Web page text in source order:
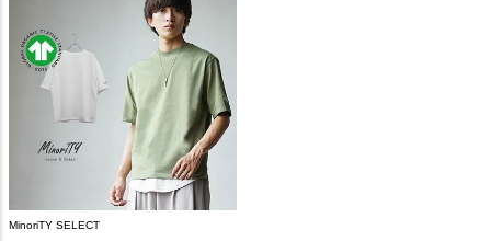
MinoriTY SELECT